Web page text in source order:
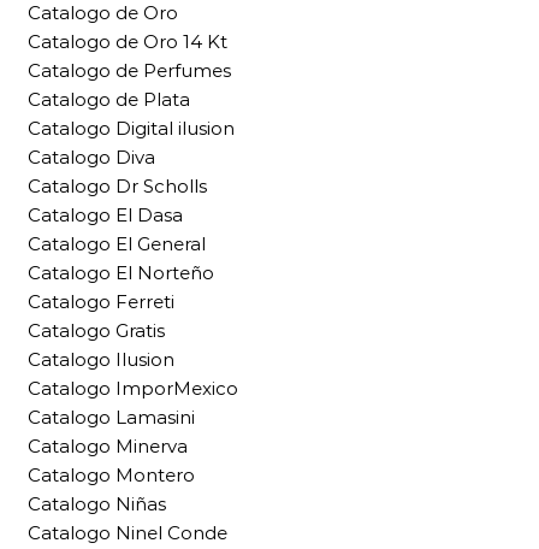
Catalogo de Oro
Catalogo de Oro 14 Kt
Catalogo de Perfumes
Catalogo de Plata
Catalogo Digital ilusion
Catalogo Diva
Catalogo Dr Scholls
Catalogo El Dasa
Catalogo El General
Catalogo El Norteño
Catalogo Ferreti
Catalogo Gratis
Catalogo Ilusion
Catalogo ImporMexico
Catalogo Lamasini
Catalogo Minerva
Catalogo Montero
Catalogo Niñas
Catalogo Ninel Conde